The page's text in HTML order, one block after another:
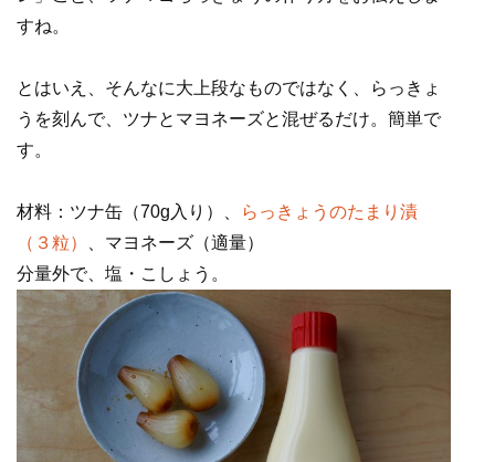
すね。
とはいえ、そんなに大上段なものではなく、らっきょ
うを刻んで、ツナとマヨネーズと混ぜるだけ。簡単で
す。
材料：ツナ缶（70g入り）、
らっきょうのたまり漬
（３粒）
、マヨネーズ（適量）
分量外で、塩・こしょう。